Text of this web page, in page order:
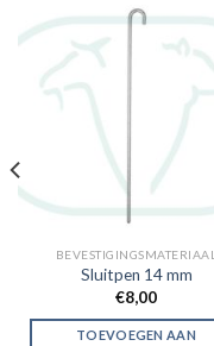
BEVESTIGINGSMATERIAAL
Sluitpen 14 mm
€8,00
TOEVOEGEN AAN